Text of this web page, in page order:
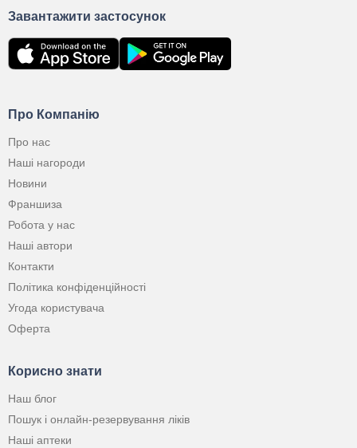
Про Компанію
Про нас
Наші нагороди
Новини
Франшиза
Робота у нас
Наші автори
Контакти
Політика конфіденційності
Угода користувача
Оферта
Корисно знати
Наш блог
Пошук і онлайн-резервування ліків
Наші аптеки
Завантажити застосунок